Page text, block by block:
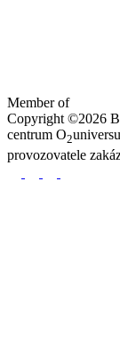
Member of
Copyright ©2026
centrum O2
provozovatele